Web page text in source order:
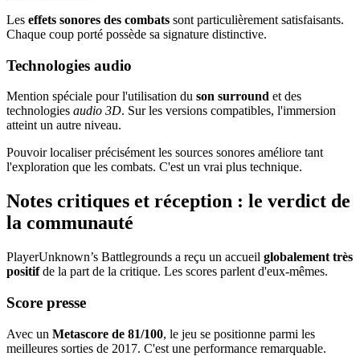
Les effets sonores des combats sont particulièrement satisfaisants.
Chaque coup porté possède sa signature distinctive.
Technologies audio
Mention spéciale pour l'utilisation du son surround et des
technologies audio 3D. Sur les versions compatibles, l'immersion
atteint un autre niveau.
Pouvoir localiser précisément les sources sonores améliore tant
l'exploration que les combats. C'est un vrai plus technique.
Notes critiques et réception : le verdict de
la communauté
PlayerUnknown’s Battlegrounds a reçu un accueil globalement très
positifde la part de la critique. Les scores parlent d'eux-mêmes.
Score presse
Avec un Metascore de 81/100, le jeu se positionne parmi les
meilleures sorties de 2017. C'est une performance remarquable.